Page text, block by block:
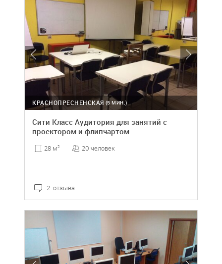
(5 МИН.)
КРАСНОПРЕСНЕНСКАЯ
Сити Класс Аудитория для занятий с
проектором и флипчартом
28 м2 20 человек
2 отзыва